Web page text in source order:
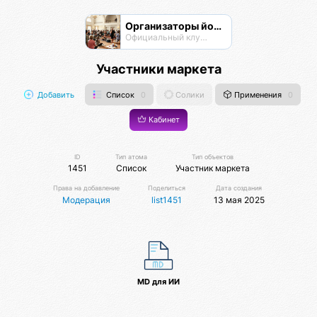
Организаторы йога-мероприятий
Официальный клуб Омисты
Участники маркета
Добавить Список 0 Солики Применения 0
Кабинет
ID
1451
Тип атома
Список
Тип объектов
Участник маркета
Права на добавление
Модерация
Поделиться
list1451
Дата создания
13 мая 2025
MD для ИИ